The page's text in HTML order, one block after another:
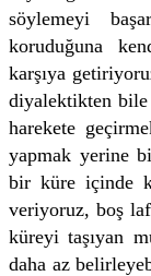
söylemeyi
koruduğuna
karşıya
diyalektikten bile
harekete
yapmak yerine
bir küre içinde
veriyoruz, boş
küreyi taşıyan
daha az